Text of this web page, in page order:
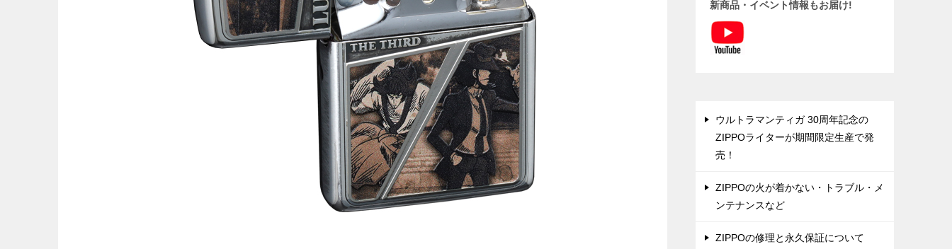
新商品・イベント情報もお届け!
ウルトラマンティガ 30周年記念の
ZIPPOライターが期間限定生産で発
売！
ZIPPOの火が着かない・トラブル・メ
ンテナンスなど
ZIPPOの修理と永久保証について